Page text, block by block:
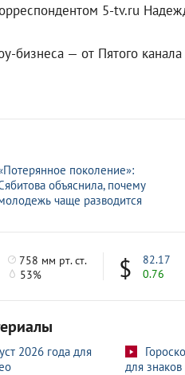
5-tv.ru
бизнеса — от Пятого
поколение»:
объяснила, почему
чаще разводится
758 мм рт. ст.
53%
82.17
0.76
2026 года для
для